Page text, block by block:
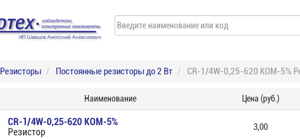
Резисторы Постоянные резисторы до 2 Вт CR-1/4W-0,25-620 КОМ-5%
Наименование Цена (руб.)
CR-1/4W-0,25-620 КОМ-5%
Резистор
3,00